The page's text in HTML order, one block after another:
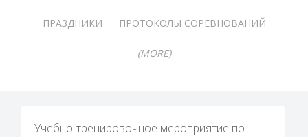
ПРАЗДНИКИ ПРОТОКОЛЫ СОРЕВНОВАНИЙ
(MORE)
Учебно-тренировочное мероприятие по